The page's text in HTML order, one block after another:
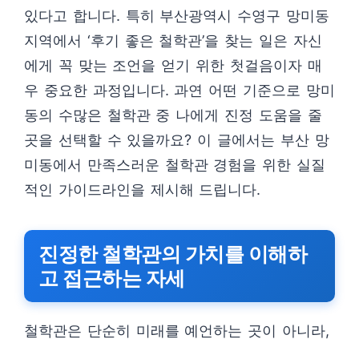
있다고 합니다. 특히 부산광역시 수영구 망미동
지역에서 ‘후기 좋은 철학관’을 찾는 일은 자신
에게 꼭 맞는 조언을 얻기 위한 첫걸음이자 매
우 중요한 과정입니다. 과연 어떤 기준으로 망미
동의 수많은 철학관 중 나에게 진정 도움을 줄
곳을 선택할 수 있을까요? 이 글에서는 부산 망
미동에서 만족스러운 철학관 경험을 위한 실질
적인 가이드라인을 제시해 드립니다.
진정한 철학관의 가치를 이해하
고 접근하는 자세
철학관은 단순히 미래를 예언하는 곳이 아니라,